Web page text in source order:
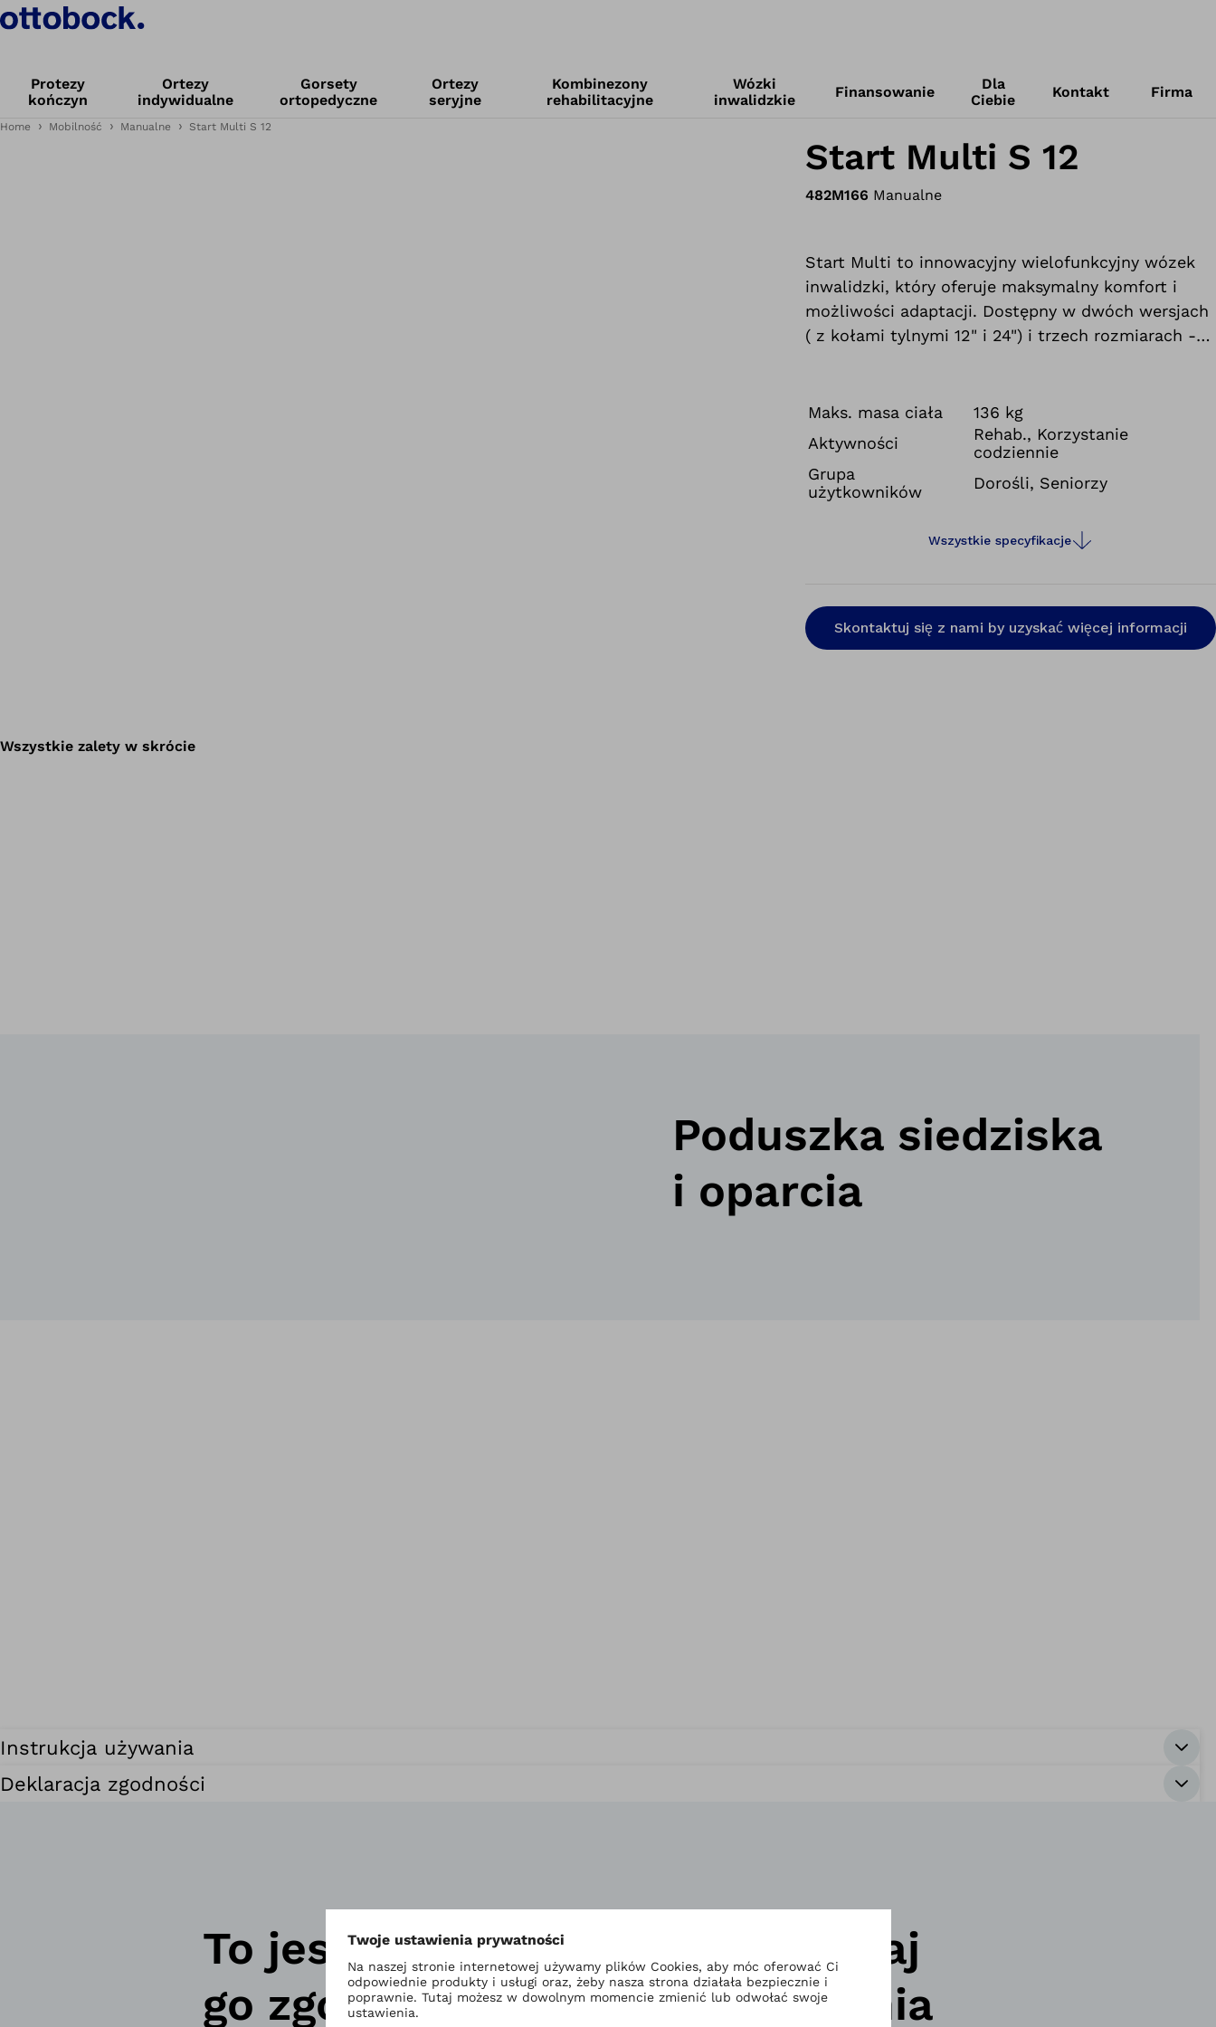
Protezy
kończyn
Ortezy
indywidualne
Gorsety
ortopedyczne
Ortezy
seryjne
Kombinezony
rehabilitacyjne
Wózki
inwalidzkie
Finansowanie
Dla
Ciebie
Kontakt Firma
Home Mobilność Manualne Start Multi S 12
Start Multi S 12
482M166 Manualne
Start Multi to innowacyjny wielofunkcyjny wózek
inwalidzki, który oferuje maksymalny komfort i
możliwości adaptacji. Dostępny w dwóch wersjach
( z kołami tylnymi 12" i 24") i trzech rozmiarach -
wyzwaniom związanym z opieką, jednocześnie
spełniając najwyższe standardy komfortu i
możliwości adaptacji.
Maks. masa ciała
136 kg
Aktywności
Rehab., Korzystanie
codziennie
Grupa
użytkowników
Dorośli, Seniorzy
Wszystkie specyfikacje
Skontaktuj się z nami by uzyskać więcej informacji
Wszystkie zalety w skrócie
Poduszka siedziska
i oparcia
Instrukcja używania
Deklaracja zgodności
To jest wyrób medyczny. Używaj
go zgodnie z instrukcją używania